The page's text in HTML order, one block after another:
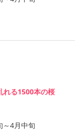
れる1500本の桜
～4月中旬